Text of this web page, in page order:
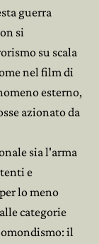
guerra
si
su scala
nel film di
esterno,
azionato da
sia l'arma
e
lo meno
categorie
il